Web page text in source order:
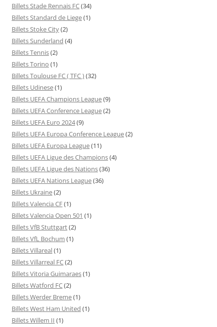
Billets Stade Rennais FC(34)
Billets Standard de Liege(1)
Billets Stoke City(2)
Billets Sunderland (4)
Billets Tennis(2)
Billets Torino (1)
Billets Toulouse FC ( TFC )(32)
Billets Udinese(1)
Billets UEFA Champions League(9)
Billets UEFA Conference League(2)
Billets UEFA Euro 2024(9)
Billets UEFA Europa Conference League(2)
Billets UEFA Europa League(11)
Billets UEFA Ligue des Champions(4)
Billets UEFA Ligue des Nations(36)
Billets UEFA Nations League(36)
Billets Ukraine(2)
Billets Valencia CF(1)
Billets Valencia Open 501 (1)
Billets VfB Stuttgart(2)
Billets VfL Bochum (1)
Billets Villareal(1)
Billets Villarreal FC(2)
Billets Vitoria Guimaraes(1)
Billets Watford FC(2)
Billets Werder Breme(1)
Billets West Ham United (1)
Billets Willem II (1)